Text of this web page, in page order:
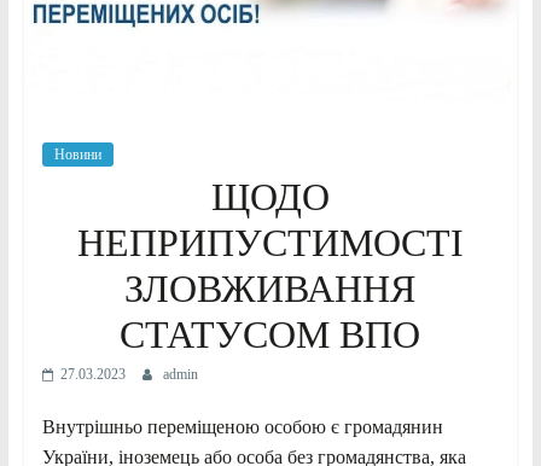
Новини
ЩОДО
НЕПРИПУСТИМОСТІ
ЗЛОВЖИВАННЯ
СТАТУСОМ ВПО
27.03.2023 admin
Внутрішньо переміщеною особою є громадянин
України, іноземець або особа без громадянства, яка